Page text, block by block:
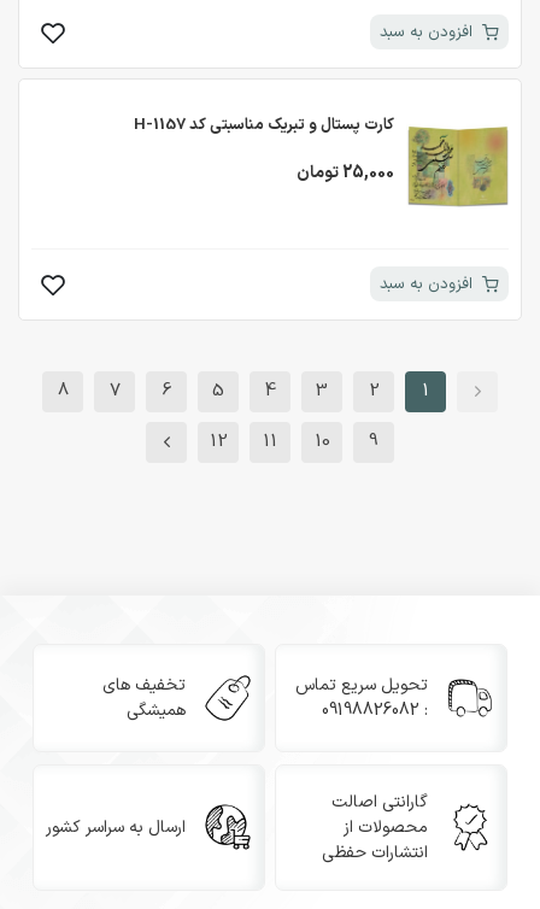
افزودن به سبد
کارت پستال و تبریک مناسبتی کد H-1157
25,000 تومان
افزودن به سبد
1
2
3
4
5
6
7
8
9
10
11
12
تحویل سریع تماس
: 09198826082
تخفیف های
همیشگی
گارانتی اصالت
محصولات از
انتشارات حفظی
ارسال به سراسر کشور